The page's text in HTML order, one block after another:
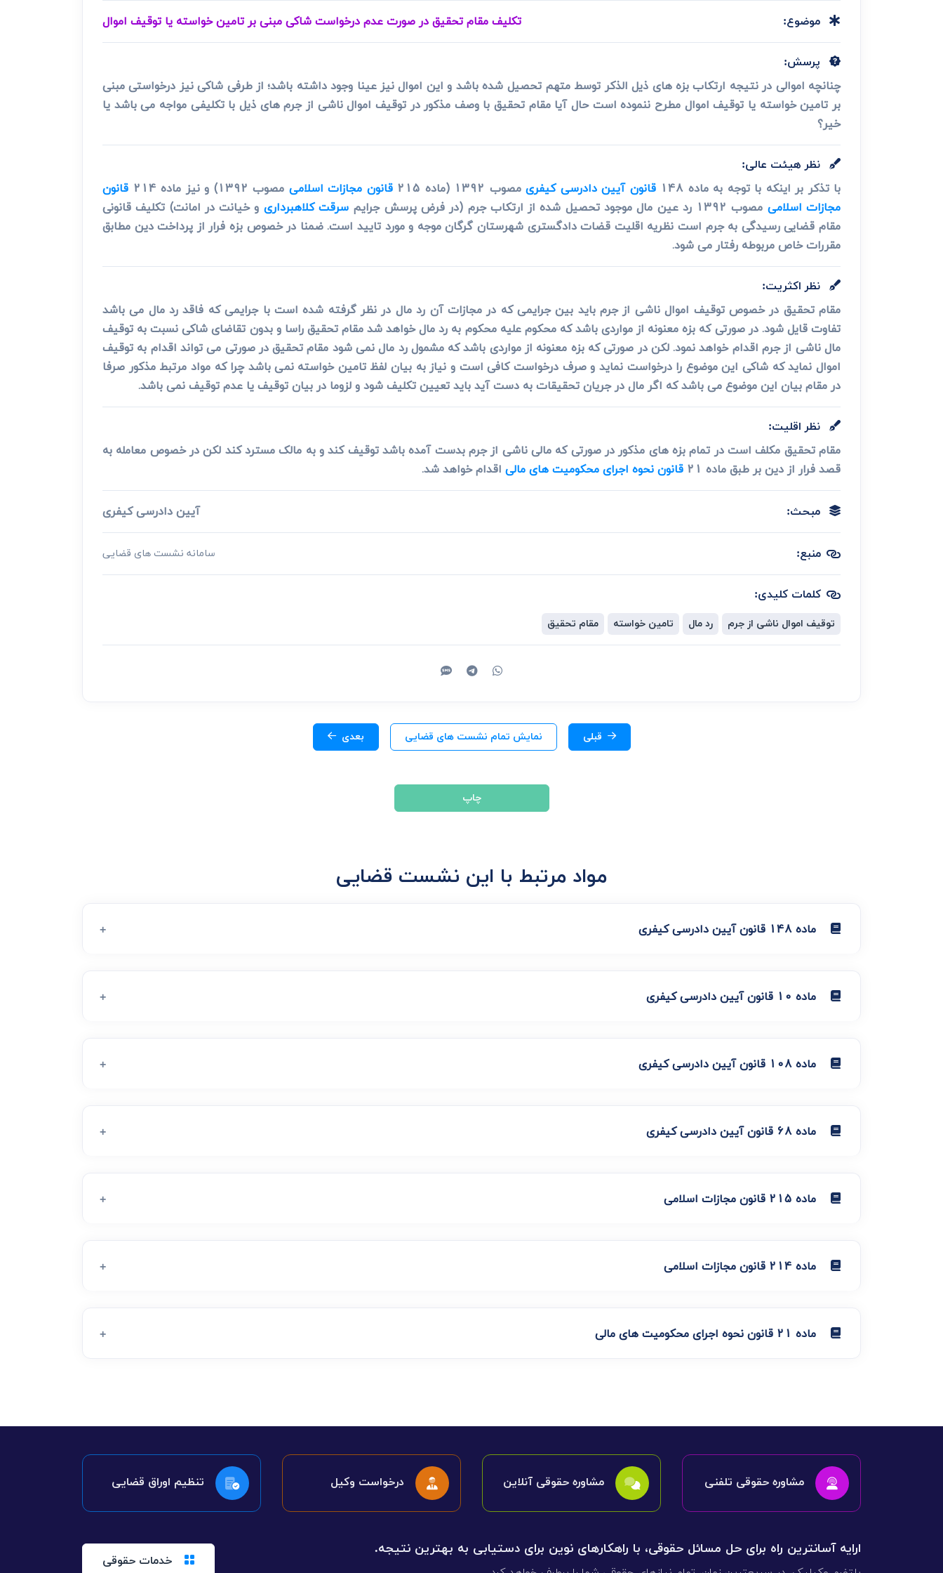
ابطال سند رسمی، افراز، ابطال مراحل ثبتی... موضوع: تکلیف مقام تحقیق در صورت عدم درخواست شاکی مبنی بر تامین خواسته یا توقیف اموال
پرسش:
چنانچه اموالی در نتیجه ارتکاب بزه های ذیل الذکر توسط متهم تحصیل شده باشد و این اموال نیز عینا وجود داشته باشد؛ از طرفی شاکی نیز درخواستی مبنی
بر تامین خواسته یا توقیف اموال مطرح ننموده است حال آیا مقام تحقیق با وصف مذکور در توقیف اموال ناشی از جرم های ذیل با تکلیفی مواجه می باشد یا
خیر؟
نظر هیئت عالی:
با تذکر بر اینکه با توجه به ماده 148 قانون آیین دادرسی کیفری مصوب 1392 (ماده 215 قانون مجازات اسلامی مصوب 1392) و نیز ماده 214
قانون
مجازات اسلامی مصوب 1392 رد عین مال موجود تحصیل شده از ارتکاب جرم (در فرض پرسش جرایم سرقت کلاهبرداری و خیانت در امانت) تکلیف قانونی
مقام قضایی رسیدگی به جرم است نظریه اقلیت قضات دادگستری شهرستان گرگان موجه و مورد تایید است. ضمنا در خصوص بزه فرار از پرداخت دین مطابق
مقررات خاص مربوطه رفتار می شود.
نظر اکثریت:
مقام تحقیق در خصوص توقیف اموال ناشی از جرم باید بین جرایمی که در مجازات آن رد مال در نظر گرفته شده است با جرایمی که فاقد رد مال می باشد
تفاوت قایل شود. در صورتی که بزه معنونه از مواردی باشد که محکوم علیه محکوم به رد مال خواهد شد مقام تحقیق راسا و بدون تقاضای شاکی نسبت به توقیف
مال ناشی از جرم اقدام خواهد نمود. لکن در صورتی که بزه معنونه از مواردی باشد که مشمول رد مال نمی شود مقام تحقیق در صورتی می تواند اقدام به توقیف
اموال نماید که شاکی این موضوع را درخواست نماید و صرف درخواست کافی است و نیاز به بیان لفظ تامین خواسته نمی باشد چرا که مواد مرتبط مذکور صرفا
در مقام بیان این موضوع می باشد که اگر مال در جریان تحقیقات به دست آید باید تعیین تکلیف شود و لزوما در بیان توقیف یا عدم توقیف نمی باشد.
نظر اقلیت:
مقام تحقیق مکلف است در تمام بزه های مذکور در صورتی که مالی ناشی از جرم بدست آمده باشد توقیف کند و به مالک مسترد کند لکن در خصوص معامله به
قصد فرار از دین بر طبق ماده 21
قانون نحوه اجرای محکومیت های مالی اقدام خواهد شد.
مبحث: آیین دادرسی کیفری
منبع: سامانه نشست های قضایی
کلمات کلیدی:
توقیف اموال ناشی از جرم رد مال تامین خواسته مقام تحقیق
بعدی نمایش تمام نشست های قضایی قبلی
چاپ
مواد مرتبط با این نشست قضایی
ماده 148 قانون آیین دادرسی کیفری
ماده 10 قانون آیین دادرسی کیفری
ماده 108 قانون آیین دادرسی کیفری
ماده 68 قانون آیین دادرسی کیفری
ماده 215 قانون مجازات اسلامی
ماده 214 قانون مجازات اسلامی
ماده 21 قانون نحوه اجرای محکومیت های مالی
مشاوره حقوقی تلفنی مشاوره حقوقی آنلاین درخواست وکیل تنظیم اوراق قضایی
ارایه آسانترین راه برای حل مسائل حقوقی، با راهکارهای نوین برای دستیابی به بهترین نتیجه.
خدمات حقوقی